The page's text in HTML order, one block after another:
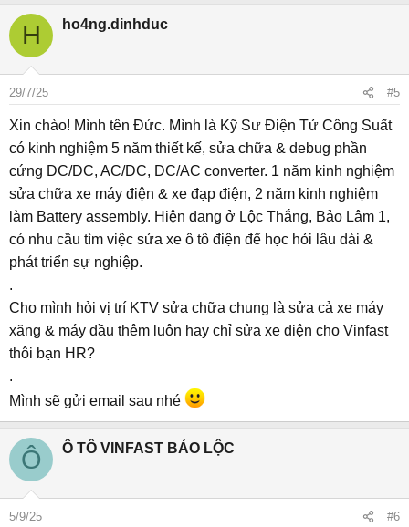
H ho4ng.dinhduc
29/7/25 #5
Xin chào! Mình tên Đức. Mình là Kỹ Sư Điện Tử Công Suất
có kinh nghiệm 5 năm thiết kế, sửa chữa & debug phần
cứng DC/DC, AC/DC, DC/AC converter. 1 năm kinh nghiệm
sửa chữa xe máy điện & xe đạp điện, 2 năm kinh nghiệm
làm Battery assembly. Hiện đang ở Lộc Thắng, Bảo Lâm 1,
có nhu cầu tìm việc sửa xe ô tô điện để học hỏi lâu dài &
phát triển sự nghiệp.
.
Cho mình hỏi vị trí KTV sửa chữa chung là sửa cả xe máy
xăng & máy dầu thêm luôn hay chỉ sửa xe điện cho Vinfast
thôi bạn HR?
.
Mình sẽ gửi email sau nhé
Ô Ô TÔ VINFAST BẢO LỘC
5/9/25 #6